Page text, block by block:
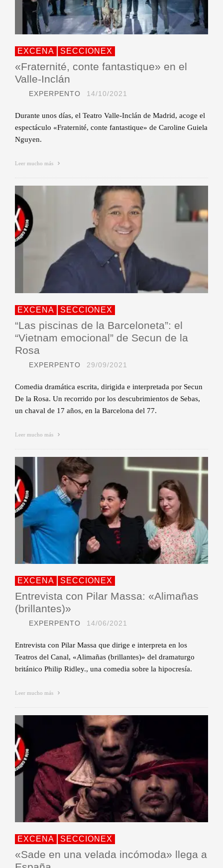
EXCENA SECCIONEX
«Fraternité, conte fantastique» en el
Valle-Inclán
EXPERPENTO 14/10/2021
Durante unos días, el Teatro Valle-Inclán de Madrid, acoge el
espectáculo «Fraternité, conte fantastique» de Caroline Guiela
Nguyen.
Leer mucho más
EXCENA SECCIONEX
“Las piscinas de la Barceloneta”: el
“Vietnam emocional” de Secun de la
Rosa
EXPERPENTO 29/09/2021
Comedia dramática escrita, dirigida e interpretada por Secun
De la Rosa. Un recorrido por los descubrimientos de Sebas,
un chaval de 17 años, en la Barcelona del 77.
Leer mucho más
EXCENA SECCIONEX
Entrevista con Pilar Massa: «Alimañas
(brillantes)»
EXPERPENTO 14/06/2021
Entrevista con Pilar Massa que dirige e interpreta en los
Teatros del Canal, «Alimañas (brillantes)» del dramaturgo
británico Philip Ridley., una comedia sobre la hipocresía.
Leer mucho más
EXCENA SECCIONEX
«Sade en una velada incómoda» llega a